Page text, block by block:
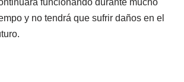
funcionando durante mucho
y no tendrá que sufrir daños en el